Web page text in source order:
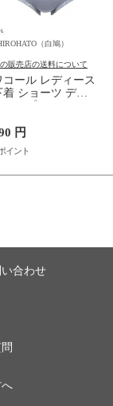
（白鳩）
販売店の送料について
コール レディース
着 ショーツ ディ
タンダード ノーマ
ショーツ ML
円
合わせ